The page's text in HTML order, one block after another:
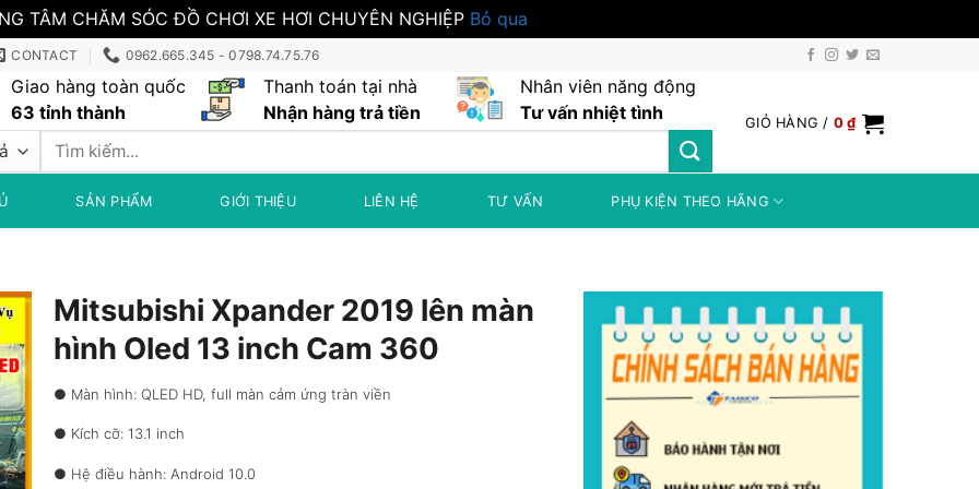
TÂM CHĂM SÓC ĐỒ CHƠI XE HƠI CHUYÊN NGHIỆP Bỏ qua
CONTACT 0962.665.345 - 0798.74.75.76
Giao hàng toàn quốc
63 tỉnh thành
Thanh toán tại nhà
Nhận hàng trả tiền
Nhân viên năng động
Tư vấn nhiệt tình
Tìm
GIỎ HÀNG / 0₫
SẢN PHẨM GIỚI THIỆU LIÊN HỆ TƯ VẤN PHỤ KIỆN THEO HÃNG
Mitsubishi Xpander 2019 lên màn
hình Oled 13 inch Cam 360
● Màn hình: QLED HD, full màn cảm ứng tràn viền
● Kích cỡ: 13.1 inch
● Hệ điều hành: Android 10.0